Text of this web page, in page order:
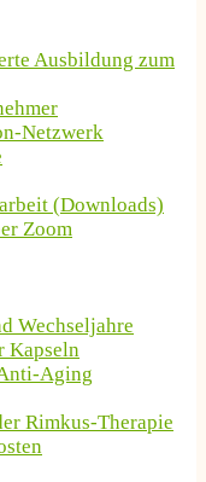
Ausbildung zum
Netzwerk
(Downloads)
Zoom
Wechseljahre
Kapseln
Aging
Rimkus-Therapie